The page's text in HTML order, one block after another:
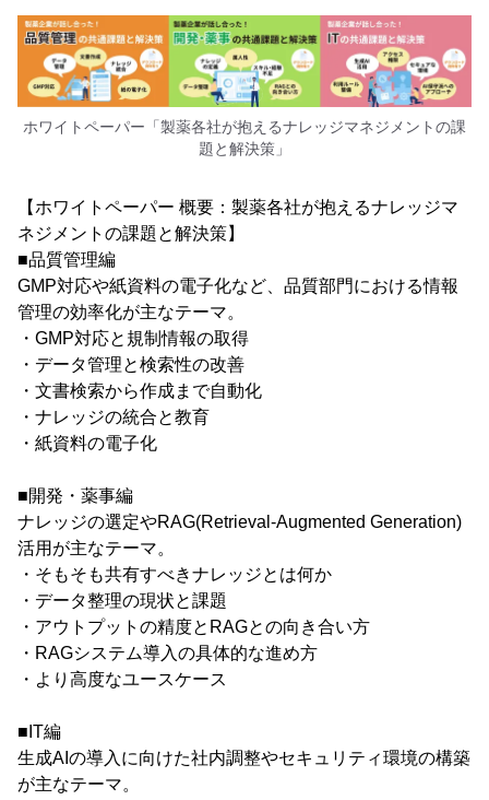
ホワイトペーパー「製薬各社が抱えるナレッジマネジメントの課
題と解決策」
【ホワイトペーパー 概要：製薬各社が抱えるナレッジマ
ネジメントの課題と解決策】
■品質管理編
GMP対応や紙資料の電子化など、品質部門における情報
管理の効率化が主なテーマ。
・GMP対応と規制情報の取得
・データ管理と検索性の改善
・文書検索から作成まで自動化
・ナレッジの統合と教育
・紙資料の電子化
■開発・薬事編
ナレッジの選定やRAG(Retrieval-Augmented Generation)
活用が主なテーマ。
・そもそも共有すべきナレッジとは何か
・データ整理の現状と課題
・アウトプットの精度とRAGとの向き合い方
・RAGシステム導入の具体的な進め方
・より高度なユースケース
■IT編
生成AIの導入に向けた社内調整やセキュリティ環境の構築
が主なテーマ。